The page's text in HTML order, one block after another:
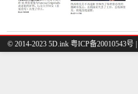
© 2014-2023 5D.ink 粤ICP备20010543号